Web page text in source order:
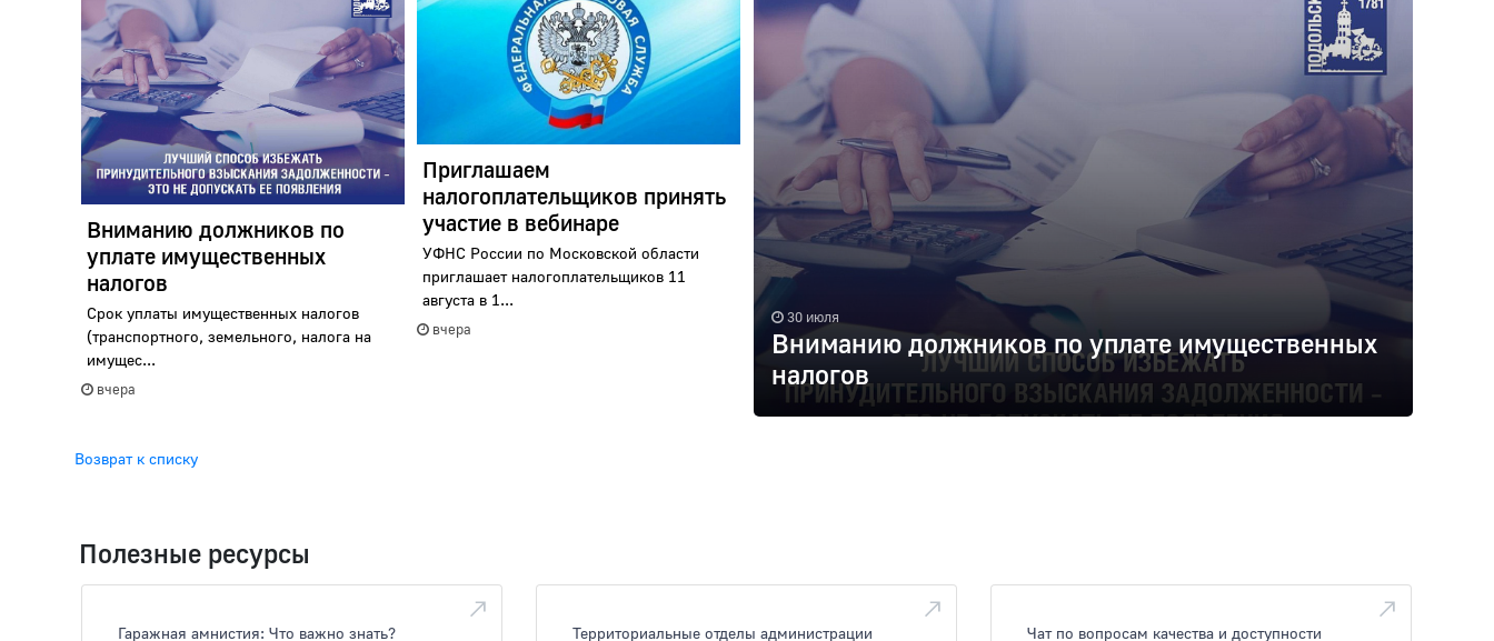
Вниманию должников по
уплате имущественных
налогов
Срок уплаты имущественных налогов
(транспортного, земельного, налога на
имущес...
вчера
Приглашаем
налогоплательщиков принять
участие в вебинаре
УФНС России по Московской области
приглашает налогоплательщиков 11
августа в 1...
вчера
30 июля
Вниманию должников по уплате имущественных
налогов
Возврат к списку
Полезные ресурсы
Гаражная амнистия: Что важно знать? Территориальные отделы администрации Чат по вопросам качества и доступности